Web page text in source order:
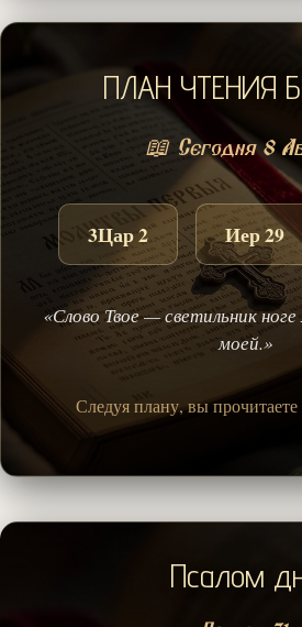
ПЛАН ЧТЕНИЯ
📖 Сегодня 8
3Цар 2 Иер 29
«Слово Твое — светильник
моей.»
Следуя плану, вы
Псалом